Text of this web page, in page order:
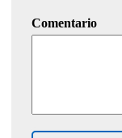
Comentario